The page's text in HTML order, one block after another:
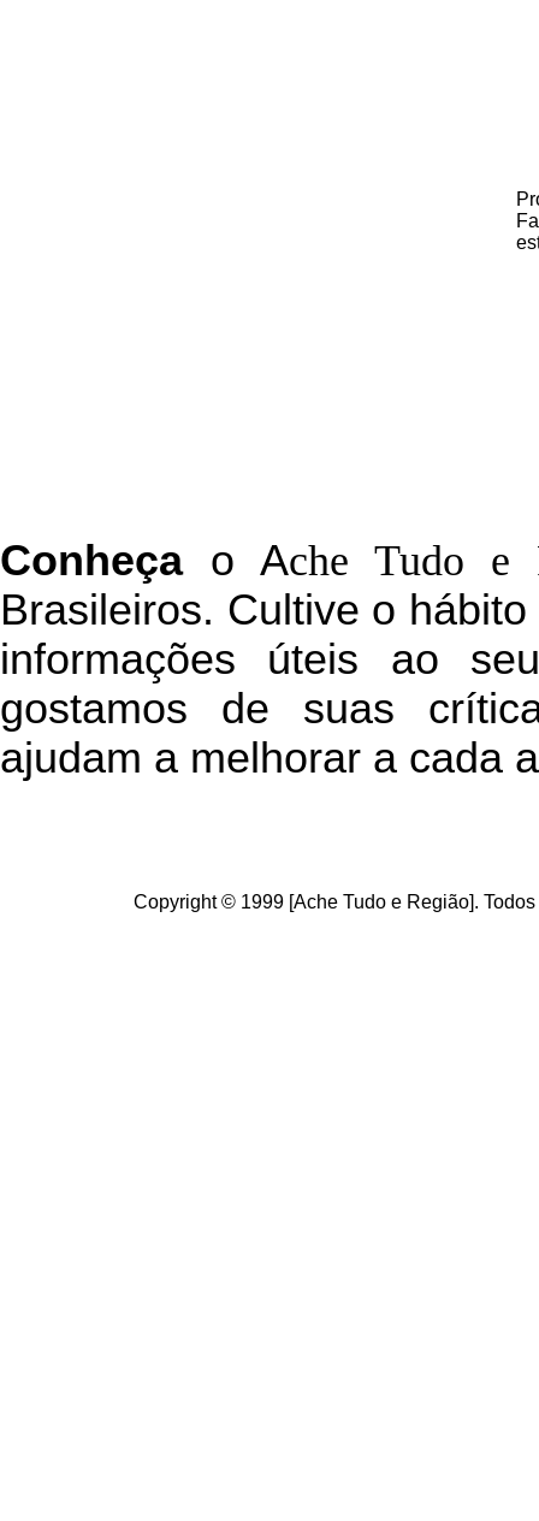
Conheçao Ache Tudo e
Brasileiros. Cultive o
informações úteis ao
gostamos de suas
ajudam a melhorar a cada
Copyright © 1999 [Ache Tudo e Região].